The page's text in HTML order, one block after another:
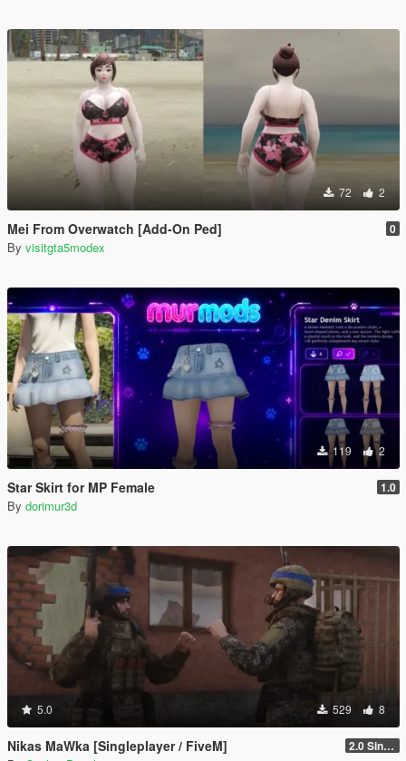
72 2
Mei From Overwatch [Add-On Ped] 0
By visitgta5modex
119 2
Star Skirt for MP Female 1.0
By dorimur3d
5.0 529 8
Nikas MaWka [Singleplayer / FiveM] 2.0 Singleplayer Addon